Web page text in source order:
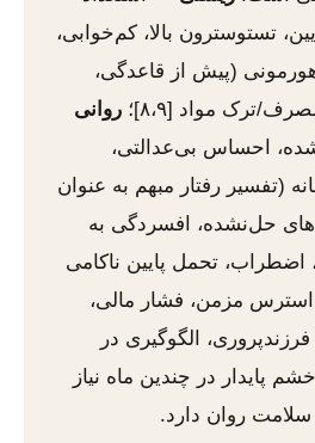
تستوسترون بالا، کم‌خوابی،
(پیش از قاعدگی،
ترک مواد [۸،۹]؛
روانی
احساس بی‌عدالتی،
(تفسیر رفتار مبهم به عنوان
حل‌نشده، افسردگی به
تحمل پایین ناکامی
مزمن، فشار مالی،
الگوگیری در
اصلی [۱۲]. خشم پایدار در چندین ماه نیاز
روان دارد.